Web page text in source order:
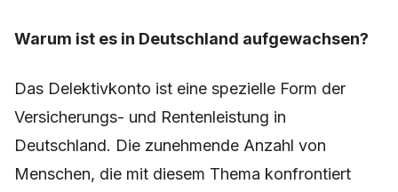
Warum ist es in Deutschland aufgewachsen?
Das Delektivkonto ist eine spezielle Form der
Versicherungs- und Rentenleistung in
Deutschland. Die zunehmende Anzahl von
Menschen, die mit diesem Thema konfrontiert